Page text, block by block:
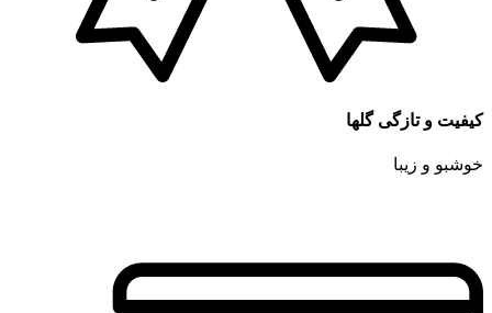
کیفیت و تازگی گلها
خوشبو و زیبا